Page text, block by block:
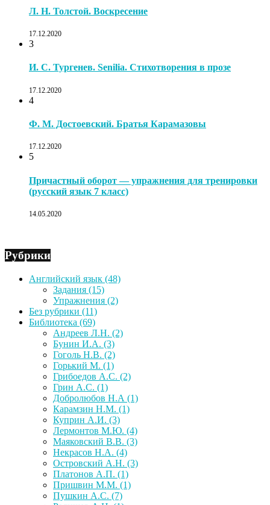
Л. Н. Толстой. Воскресение
17.12.2020
3
И. С. Тургенев. Senilia. Стихотворения в прозе
17.12.2020
4
Ф. М. Достоевский. Братья Карамазовы
17.12.2020
5
Причастный оборот — упражнения для тренировки
(русский язык 7 класс)
14.05.2020
Рубрики
Английский язык (48)
Задания (15)
Упражнения (2)
Без рубрики (11)
Библиотека (69)
Андреев Л.Н. (2)
Бунин И.А. (3)
Гоголь Н.В. (2)
Горький М. (1)
Грибоедов А.С. (2)
Грин А.С. (1)
Добролюбов Н.А (1)
Карамзин Н.М. (1)
Куприн А.И. (3)
Лермонтов М.Ю. (4)
Маяковский В.В. (3)
Некрасов Н.А. (4)
Островский А.Н. (3)
Платонов А.П. (1)
Пришвин М.М. (1)
Пушкин А.С. (7)